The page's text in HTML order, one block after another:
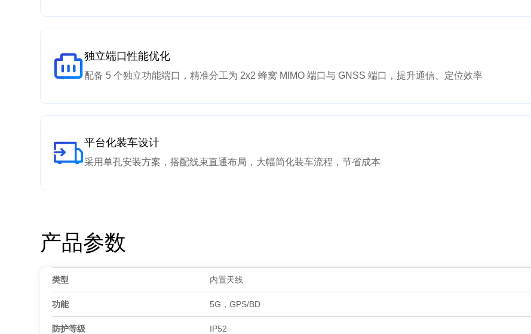
独立端口性能优化
配备 5 个独立功能端口，精准分工为 2x2 蜂窝 MIMO 端口与 GNSS 端口，提升通信、定位效率
平台化装车设计
采用单孔安装方案，搭配线束直通布局，大幅简化装车流程，节省成本
产品参数
类型 内置天线
功能 5G，GPS/BD
防护等级 IP52